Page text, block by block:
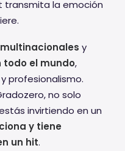
transmita la emoción
y
el mundo,
profesionalismo.
no solo
invirtiendo en un
y tiene
un hit.